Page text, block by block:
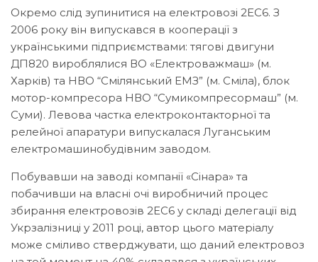
Окремо слід зупинитися на електровозі 2ЕС6. З
2006 року він випускався в кооперації з
українськими підприємствами: тягові двигуни
ДП820 вироблялися ВО «Електроважмаш» (м.
Харків) та НВО “Смілянський ЕМЗ” (м. Сміла), блок
мотор-компресора НВО “Сумикомпресормаш” (м.
Суми). Левова частка електроконтакторної та
релейної апаратури випускалася Луганським
електромашинобудівним заводом.
Побувавши на заводі компанії «Сінара» та
побачивши на власні очі виробничий процес
збирання електровозів 2ЕС6 у складі делегації від
Укрзалізниці у 2011 році, автор цього матеріалу
може сміливо стверджувати, що даний електровоз